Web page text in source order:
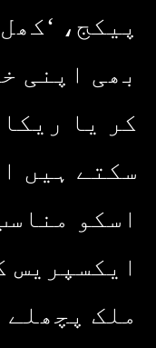
پیکج،
بھی اپنی
کر یا
سکتے ہیں
اسکو
ایکسپریس
ملک پچھلے